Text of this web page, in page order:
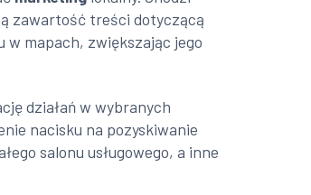
zawartość treści dotyczącą
w mapach, zwiększając jego
działań w wybranych
nacisku na pozyskiwanie
salonu usługowego, a inne